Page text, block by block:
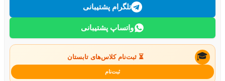
تلگرام پشتیبانی
واتساپ پشتیبانی
🎓 ⏳ ثبت‌نام کلاس‌های تابستان
ثبت‌نام